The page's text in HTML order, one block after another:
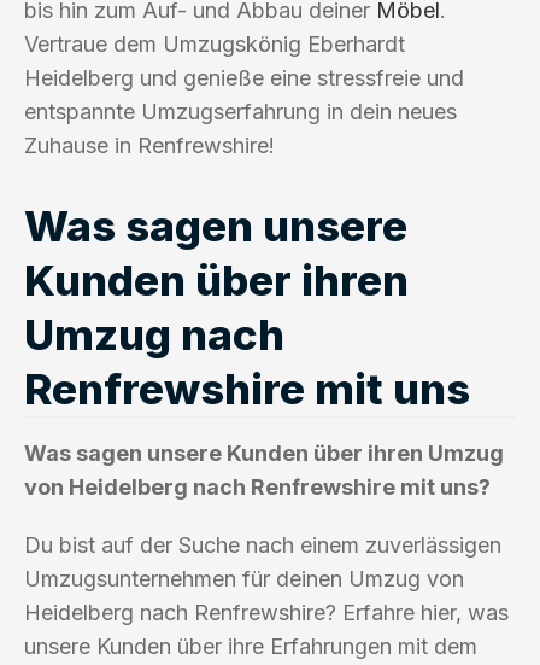
bis hin zum Auf- und Abbau deiner Möbel.
Vertraue dem Umzugskönig Eberhardt
Heidelberg und genieße eine stressfreie und
entspannte Umzugserfahrung in dein neues
Zuhause in Renfrewshire!
Was sagen unsere
Kunden über ihren
Umzug nach
Renfrewshire mit uns
Was sagen unsere Kunden über ihren Umzug
von Heidelberg nach Renfrewshire mit uns?
Du bist auf der Suche nach einem zuverlässigen
Umzugsunternehmen für deinen Umzug von
Heidelberg nach Renfrewshire? Erfahre hier, was
unsere Kunden über ihre Erfahrungen mit dem